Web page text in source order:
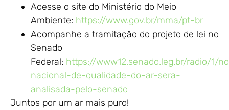
Acesse o site do Ministério do Meio
Ambiente: https://www.gov.br/mma/pt-br
Acompanhe a tramitação do projeto de lei no
Senado
Federal: https://www12.senado.leg.br/radio/1/
nacional-de-qualidade-do-ar-sera-
analisada-pelo-senado
Juntos por um ar mais puro!